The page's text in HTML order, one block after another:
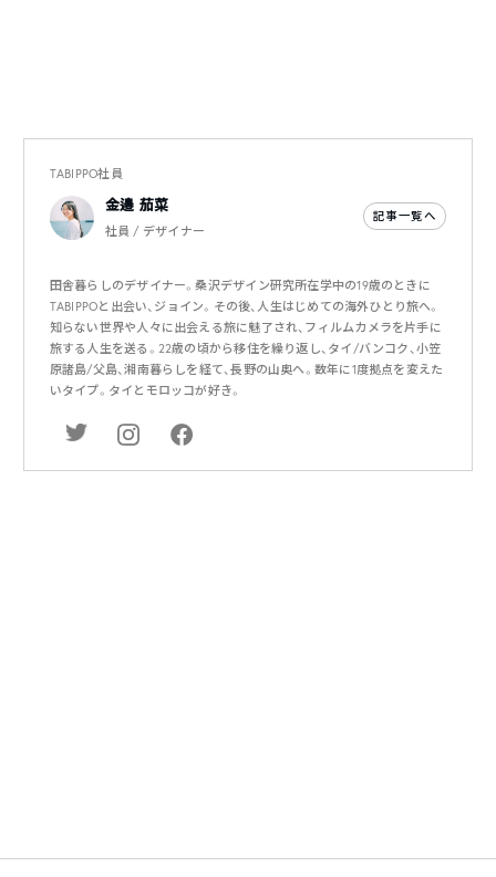
TABIPPO社員
金邉 茄菜
社員 / デザイナー
記事一覧へ
田舎暮らしのデザイナー。桑沢デザイン研究所在学中の19歳のときに
TABIPPOと出会い、ジョイン。その後、人生はじめての海外ひとり旅へ。
知らない世界や人々に出会える旅に魅了され、フィルムカメラを片手に
旅する人生を送る。22歳の頃から移住を繰り返し、タイ/バンコク、小笠
原諸島/父島、湘南暮らしを経て、長野の山奥へ。数年に1度拠点を変えた
いタイプ。タイとモロッコが好き。